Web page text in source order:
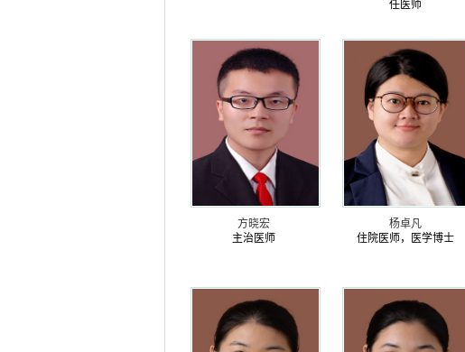
任医师
方晓宏
主治医师
杨卓凡
住院医师，医学博士